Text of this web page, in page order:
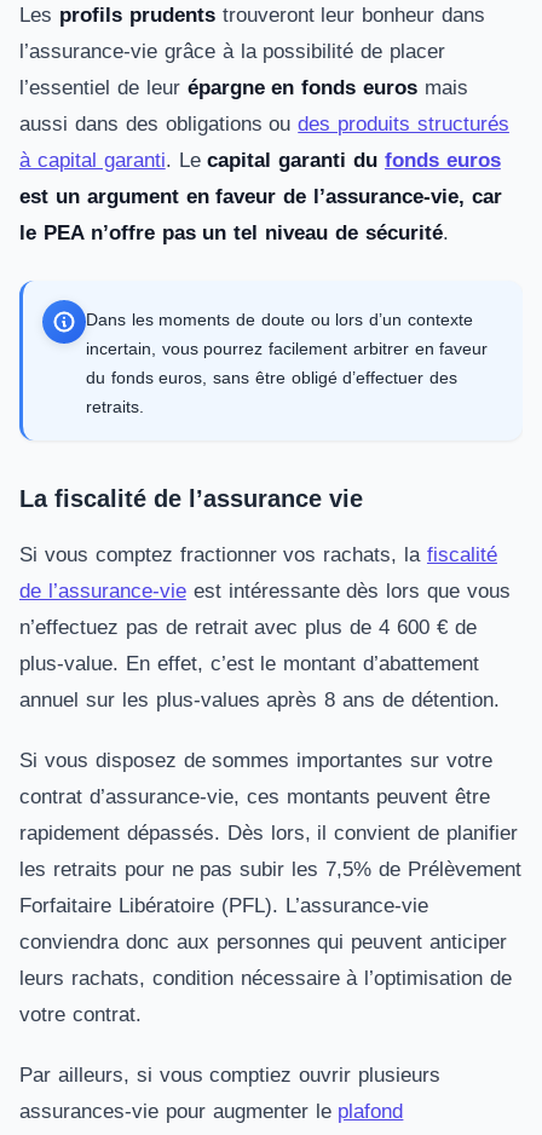
Les profils prudentstrouveront leur bonheur dans
l’assurance-vie grâce à la possibilité de placer
l’essentiel de leur épargne en fonds euros mais
aussi dans des obligations oudes produits structurés
à capital garanti. Lecapital garanti du fonds euros
est un argument en faveur de l’assurance-vie, car
le PEA n’offre pas un tel niveau de sécurité.
Dans les moments de doute ou lors d’un contexte
incertain, vous pourrez facilement arbitrer en faveur
du fonds euros, sans être obligé d’effectuer des
retraits.
La fiscalité de l’assurance vie
Si vous comptez fractionner vos rachats, la fiscalité
de l’assurance-vieest intéressante dès lors que vous
n’effectuez pas de retrait avec plus de 4 600 € de
plus-value. En effet, c’est le montant d’abattement
annuel sur les plus-values après 8 ans de détention.
Si vous disposez de sommes importantes sur votre
contrat d’assurance-vie, ces montants peuvent être
rapidement dépassés. Dès lors, il convient de planifier
les retraits pour ne pas subir les 7,5% de Prélèvement
Forfaitaire Libératoire (PFL). L’assurance-vie
conviendra donc aux personnes qui peuvent anticiper
leurs rachats, condition nécessaire à l’optimisation de
votre contrat.
Par ailleurs, si vous comptiez ouvrir plusieurs
assurances-vie pour augmenter le plafond